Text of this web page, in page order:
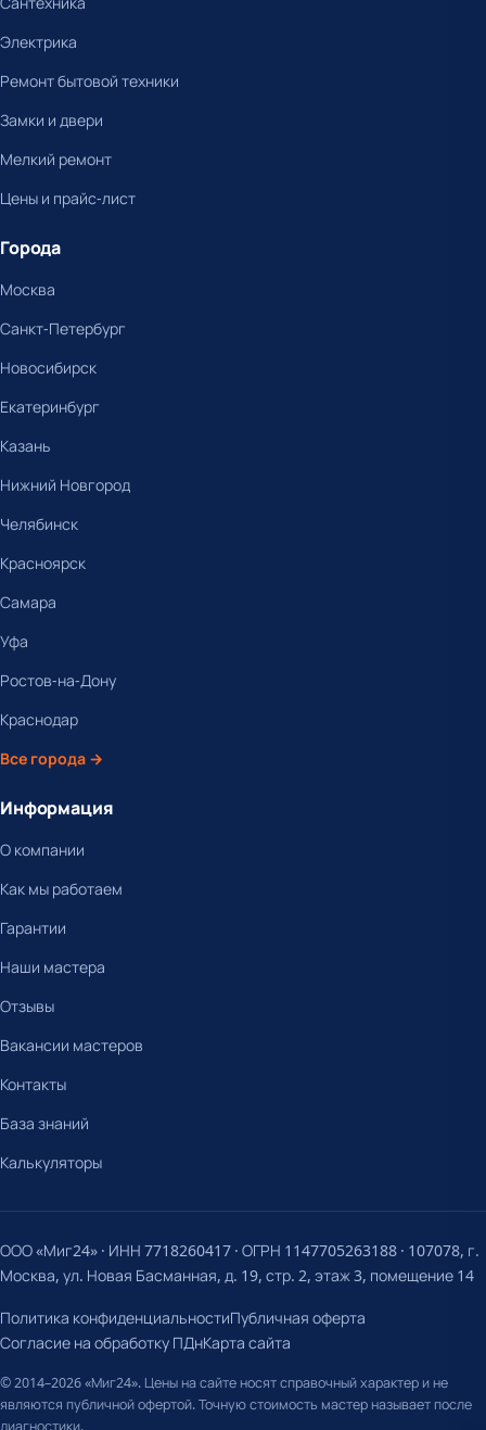
Электрика
Ремонт бытовой техники
Замки и двери
Мелкий ремонт
Цены и прайс-лист
Города
Москва
Санкт-Петербург
Новосибирск
Екатеринбург
Казань
Нижний Новгород
Челябинск
Красноярск
Самара
Уфа
Ростов-на-Дону
Краснодар
Все города →
Информация
О компании
Как мы работаем
Гарантии
Наши мастера
Отзывы
Вакансии мастеров
Контакты
База знаний
Калькуляторы
ООО «Миг24» · ИНН 7718260417 · ОГРН 1147705263188 · 107078, г.
Москва, ул. Новая Басманная, д. 19, стр. 2, этаж 3, помещение 14
Политика конфиденциальностиПубличная оферта
Согласие на обработку ПДнКарта сайта
© 2014–2026 «Миг24». Цены на сайте носят справочный характер и не
являются публичной офертой. Точную стоимость мастер называет после
диагностики.